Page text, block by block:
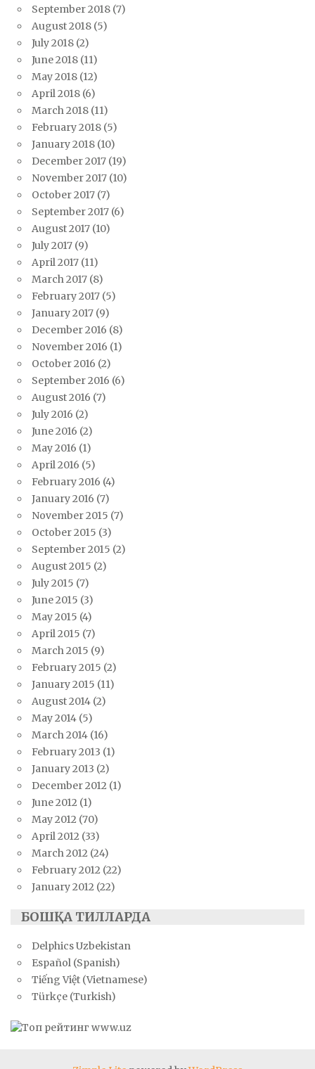
September 2018 (7)
August 2018 (5)
July 2018 (2)
June 2018 (11)
May 2018 (12)
April 2018 (6)
March 2018 (11)
February 2018 (5)
January 2018 (10)
December 2017 (19)
November 2017 (10)
October 2017 (7)
September 2017 (6)
August 2017 (10)
July 2017 (9)
April 2017 (11)
March 2017 (8)
February 2017 (5)
January 2017 (9)
December 2016 (8)
November 2016 (1)
October 2016 (2)
September 2016 (6)
August 2016 (7)
July 2016 (2)
June 2016 (2)
May 2016 (1)
April 2016 (5)
February 2016 (4)
January 2016 (7)
November 2015 (7)
October 2015 (3)
September 2015 (2)
August 2015 (2)
July 2015 (7)
June 2015 (3)
May 2015 (4)
April 2015 (7)
March 2015 (9)
February 2015 (2)
January 2015 (11)
August 2014 (2)
May 2014 (5)
March 2014 (16)
February 2013 (1)
January 2013 (2)
December 2012 (1)
June 2012 (1)
May 2012 (70)
April 2012 (33)
March 2012 (24)
February 2012 (22)
January 2012 (22)
БОШҚА ТИЛЛАРДА
Delphics Uzbekistan
Español (Spanish)
Tiếng Việt (Vietnamese)
Türkçe (Turkish)